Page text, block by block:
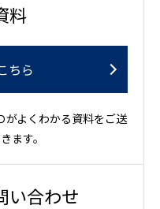
料
ちら
がよくわかる資料をご送
ます。
い合わせ